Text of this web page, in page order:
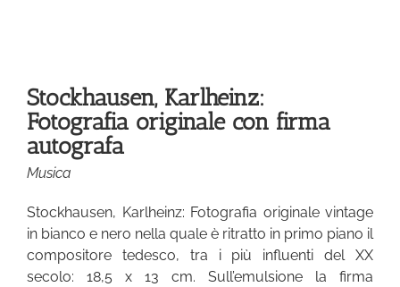
Stockhausen, Karlheinz:
Fotografia originale con firma
autografa
Musica
Stockhausen, Karlheinz: Fotografia originale vintage
in bianco e nero nella quale è ritratto in primo piano il
compositore tedesco, tra i più influenti del XX
secolo: 18,5 x 13 cm. Sull’emulsione la firma